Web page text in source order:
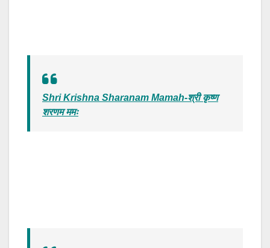
Shri Krishna Sharanam Mamah-श्री कृष्ण
शरणम ममः